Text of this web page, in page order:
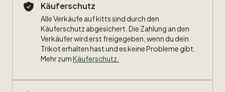
Käuferschutz
Alle Verkäufe auf kitts sind durch den
Käuferschutz abgesichert. Die Zahlung an den
Verkäufer wird erst freigegeben, wenn du dein
Trikot erhalten hast und es keine Probleme gibt.
Mehr zumKäuferschutz